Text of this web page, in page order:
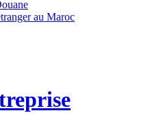
au Maroc